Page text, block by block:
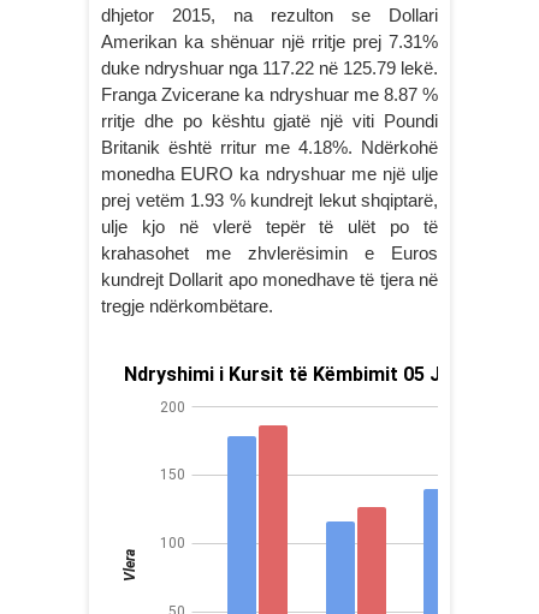
dhjetor 2015, na rezulton se Dollari
Amerikan ka shënuar një rritje prej 7.31%
duke ndryshuar nga 117.22 në 125.79 lekë.
Franga Zvicerane ka ndryshuar me 8.87 %
rritje dhe po kështu gjatë një viti Poundi
Britanik është rritur me 4.18%. Ndërkohë
monedha EURO ka ndryshuar me një ulje
prej vetëm 1.93 % kundrejt lekut shqiptarë,
ulje kjo në vlerë tepër të ulët po të
krahasohet me zhvlerësimin e Euros
kundrejt Dollarit apo monedhave të tjera në
tregje ndërkombëtare.